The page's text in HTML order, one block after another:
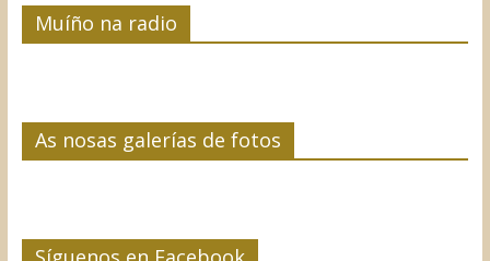
Muíño na radio
As nosas galerías de fotos